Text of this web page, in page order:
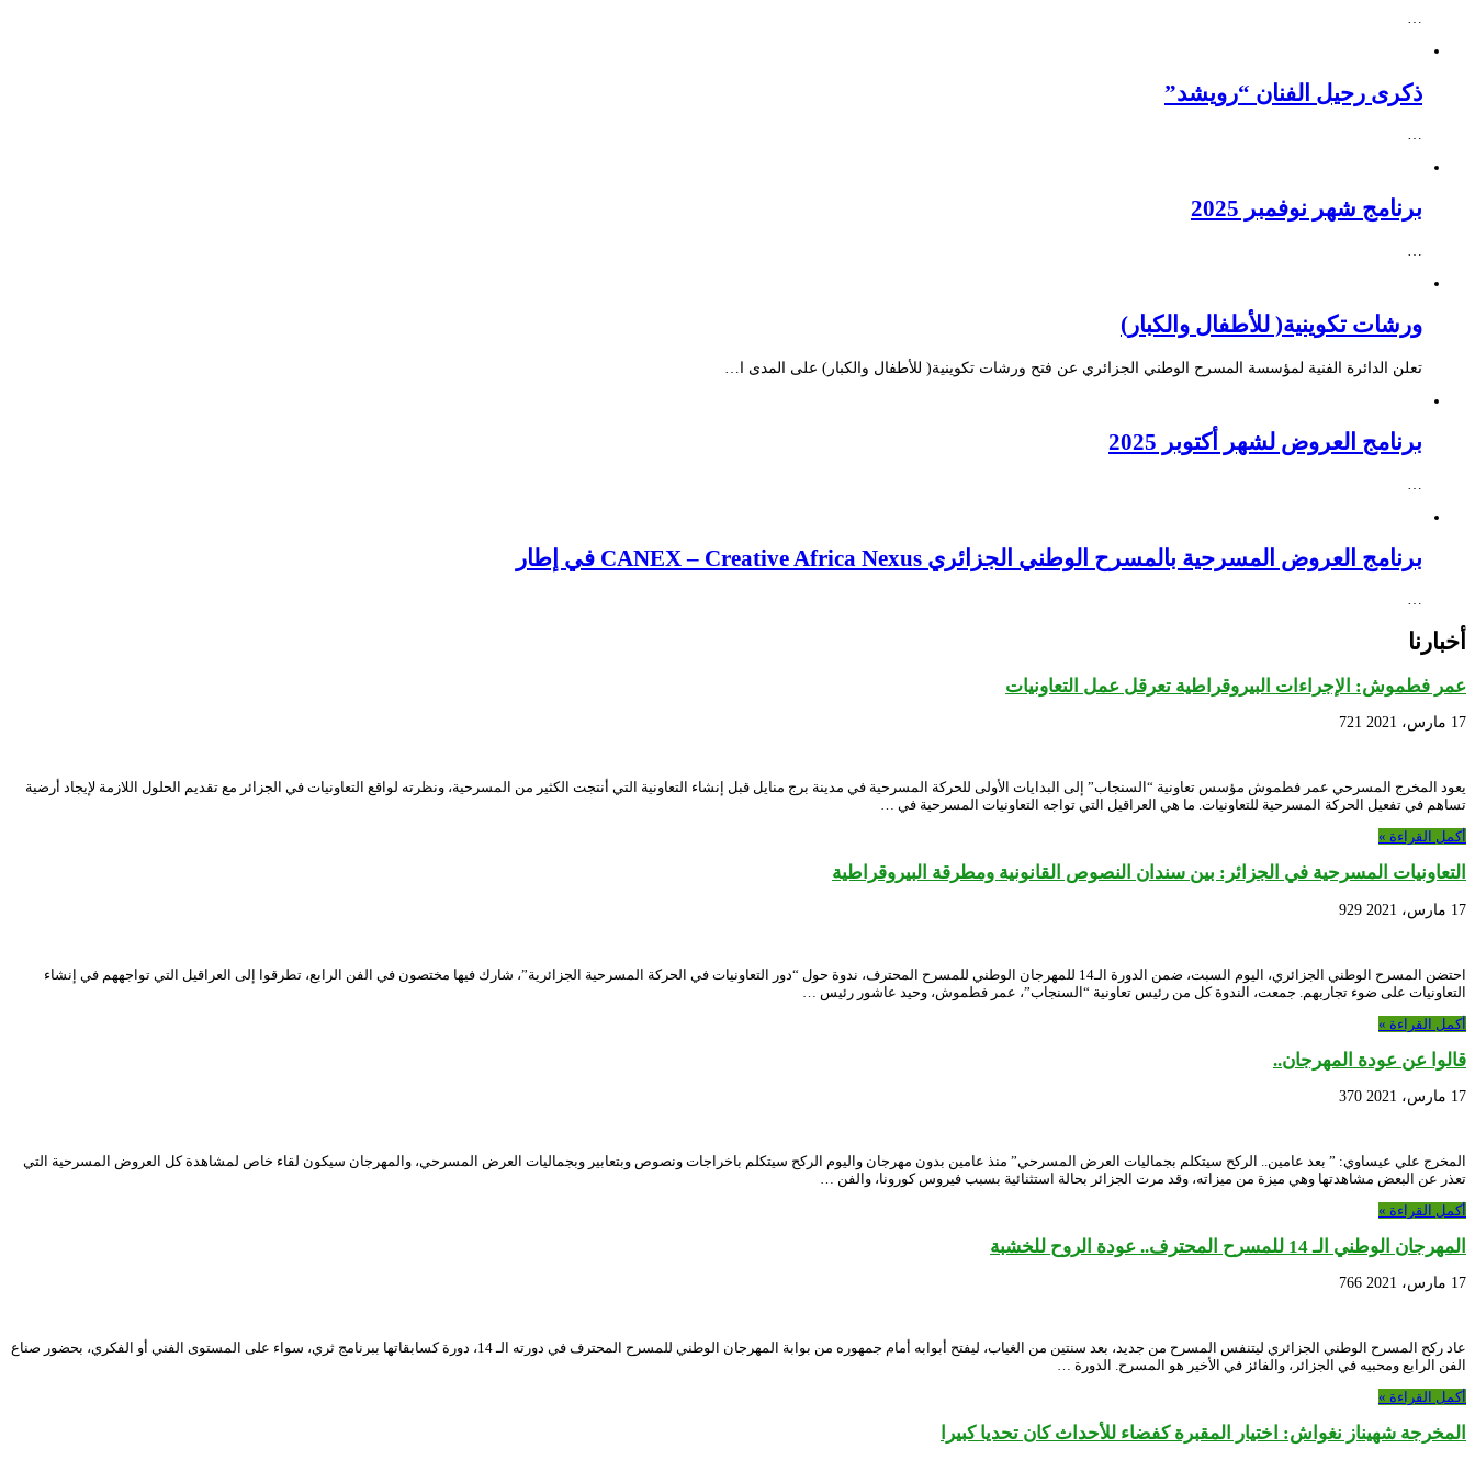
…
ذكرى رحيل الفنان “رويشد”
…
برنامج شهر نوفمبر 2025
ورشات تكوينية( للأطفال والكبار)
تعلن الدائرة الفنية لمؤسسة المسرح الوطني الجزائري عن فتح ورشات تكوينية( للأطفال والكبار) على المدى ا…
برنامج العروض لشهر أكتوبر 2025
برنامج العروض المسرحية بالمسرح الوطني الجزائري CANEX – Creative Africa Nexus في إطار
…
أخبارنا
عمر فطموش: الإجراءات البيروقراطية تعرقل عمل التعاونيات
17 مارس، 2021 721
يعود المخرج المسرحي عمر فطموش مؤسس تعاونية “السنجاب” إلى البدايات الأولى للحركة المسرحية في مدينة برج منايل قبل إنشاء التعاونية التي أنتجت الكثير من المسرحية، ونظرته لواقع التعاونيات في الجزائر مع تقديم الحلول اللازمة لإيجاد أرضية
تساهم في تفعيل الحركة المسرحية للتعاونيات. ما هي العراقيل التي تواجه التعاونيات المسرحية في …
أكمل القراءة »
التعاونيات المسرحية في الجزائر: بين سندان النصوص القانونية ومطرقة البيروقراطية
17 مارس، 2021 929
احتضن المسرح الوطني الجزائري، اليوم السبت، ضمن الدورة الـ14 للمهرجان الوطني للمسرح المحترف، ندوة حول “دور التعاونيات في الحركة المسرحية الجزائرية”، شارك فيها مختصون في الفن الرابع، تطرقوا إلى العراقيل التي تواجههم في إنشاء
التعاونيات على ضوء تجاربهم. جمعت، الندوة كل من رئيس تعاونية “السنجاب”، عمر فطموش، وحيد عاشور رئيس …
أكمل القراءة »
قالوا عن عودة المهرجان..
17 مارس، 2021 370
المخرج علي عيساوي: ” بعد عامين.. الركح سيتكلم بجماليات العرض المسرحي” منذ عامين بدون مهرجان واليوم الركح سيتكلم باخراجات ونصوص وبتعابير وبجماليات العرض المسرحي، والمهرجان سيكون لقاء خاص لمشاهدة كل العروض المسرحية التي
تعذر عن البعض مشاهدتها وهي ميزة من ميزاته، وقد مرت الجزائر بحالة استثنائية بسبب فيروس كورونا، والفن …
أكمل القراءة »
المهرجان الوطني الـ 14 للمسرح المحترف.. عودة الروح للخشبة
17 مارس، 2021 766
عاد ركح المسرح الوطني الجزائري ليتنفس المسرح من جديد، بعد سنتين من الغياب، ليفتح أبوابه أمام جمهوره من بوابة المهرجان الوطني للمسرح المحترف في دورته الـ 14، دورة كسابقاتها ببرنامج ثري، سواء على المستوى الفني أو الفكري، بحضور صناع
الفن الرابع ومحبيه في الجزائر، والفائز في الأخير هو المسرح. الدورة …
أكمل القراءة »
المخرجة شهيناز نغواش: اختيار المقبرة كفضاء للأحداث كان تحديا كبيرا